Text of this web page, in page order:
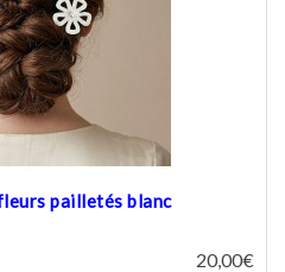
pailletés blanc
20,00€